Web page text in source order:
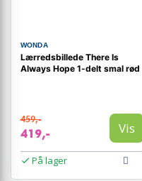
WONDA
Lærredsbillede There Is
Always Hope 1-delt smal rød
459,-
419,- Vis
På lager